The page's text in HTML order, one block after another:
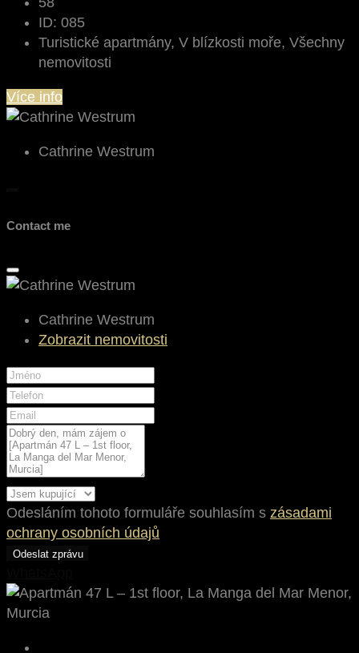
ID: 085
Turistické apartmány, V blízkosti moře, Všechny
nemovitosti
Více info
Cathrine Westrum
Contact me
Cathrine Westrum
Zobrazit nemovitosti
Odesláním tohoto formuláře souhlasím s zásadami
ochrany osobních údajů
Odeslat zprávu